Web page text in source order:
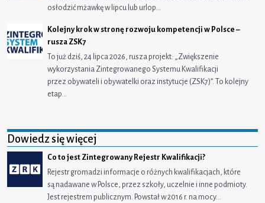
osłodzić mżawkę w lipcu lub urlop…
Kolejny krok w stronę rozwoju kompetencji w Polsce –
rusza ZSK7
To już dziś, 24 lipca 2026, rusza projekt: „Zwiększenie
wykorzystania Zintegrowanego Systemu Kwalifikacji
przez obywateli i obywatelki oraz instytucje (ZSK7)”. To kolejny
etap…
Dowiedz się więcej
Co to jest Zintegrowany Rejestr Kwalifikacji?
Rejestr gromadzi informacje o różnych kwalifikacjach, które
są nadawane w Polsce, przez szkoły, uczelnie i inne podmioty.
Jest rejestrem publicznym. Powstał w 2016 r. na mocy…